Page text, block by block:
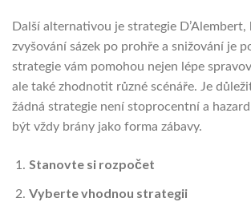
Další alternativou je strategie D’Alembert,
zvyšování sázek po prohře a snižování je
strategie vám pomohou nejen lépe
ale také zhodnotit různé scénáře. Je
žádná strategie není stoprocentní a
být vždy brány jako forma zábavy.
Stanovte si rozpočet
Vyberte vhodnou strategii